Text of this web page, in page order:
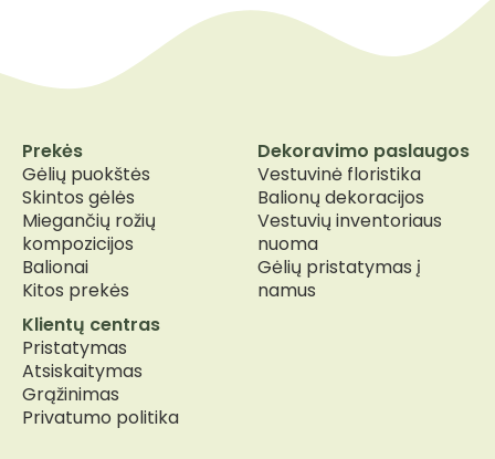
chosen
product
page
options
product
page
Prekės
Gėlių puokštės
Skintos gėlės
Miegančių rožių
kompozicijos
Balionai
Kitos prekės
Dekoravimo paslaugos
Vestuvinė floristika
Balionų dekoracijos
Vestuvių inventoriaus
nuoma
Gėlių pristatymas į
namus
Klientų centras
Pristatymas
Atsiskaitymas
Grąžinimas
Privatumo politika